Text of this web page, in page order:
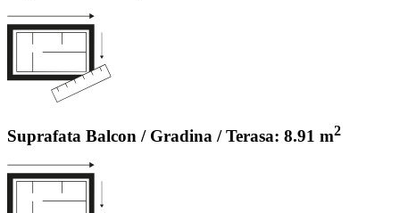
Suprafata Balcon / Gradina / Terasa: 8.91 m2